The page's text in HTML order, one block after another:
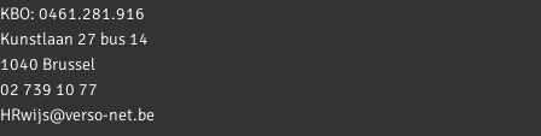
KBO: 0461.281.916
Kunstlaan 27 bus 14
1040 Brussel
02 739 10 77
HRwijs@verso-net.be